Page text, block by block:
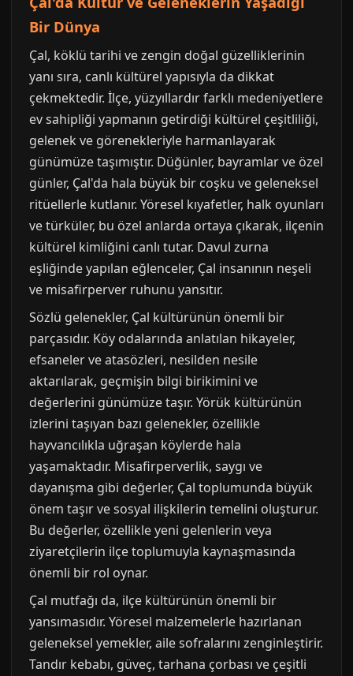
Bir Dünya
Çal, köklü tarihi ve zengin doğal güzelliklerinin
yanı sıra, canlı kültürel yapısıyla da dikkat
çekmektedir. İlçe, yüzyıllardır farklı medeniyetlere
ev sahipliği yapmanın getirdiği kültürel çeşitliliği,
gelenek ve görenekleriyle harmanlayarak
günümüze taşımıştır. Düğünler, bayramlar ve özel
günler, Çal'da hala büyük bir coşku ve geleneksel
ritüellerle kutlanır. Yöresel kıyafetler, halk oyunları
ve türküler, bu özel anlarda ortaya çıkarak, ilçenin
kültürel kimliğini canlı tutar. Davul zurna
eşliğinde yapılan eğlenceler, Çal insanının neşeli
ve misafirperver ruhunu yansıtır.
Sözlü gelenekler, Çal kültürünün önemli bir
parçasıdır. Köy odalarında anlatılan hikayeler,
efsaneler ve atasözleri, nesilden nesile
aktarılarak, geçmişin bilgi birikimini ve
değerlerini günümüze taşır. Yörük kültürünün
izlerini taşıyan bazı gelenekler, özellikle
hayvancılıkla uğraşan köylerde hala
yaşamaktadır. Misafirperverlik, saygı ve
dayanışma gibi değerler, Çal toplumunda büyük
önem taşır ve sosyal ilişkilerin temelini oluşturur.
Bu değerler, özellikle yeni gelenlerin veya
ziyaretçilerin ilçe toplumuyla kaynaşmasında
önemli bir rol oynar.
Çal mutfağı da, ilçe kültürünün önemli bir
yansımasıdır. Yöresel malzemelerle hazırlanan
geleneksel yemekler, aile sofralarını zenginleştirir.
Tandır kebabı, güveç, tarhana çorbası ve çeşitli